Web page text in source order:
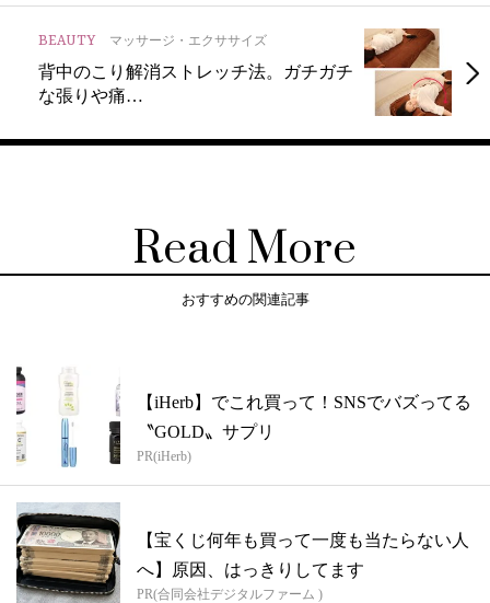
BEAUTY マッサージ・エクササイズ
背中のこり解消ストレッチ法。ガチガチ
な張りや痛…
Read More
おすすめの関連記事
【iHerb】でこれ買って！SNSでバズってる
〝GOLD〟サプリ
PR(iHerb)
【宝くじ何年も買って一度も当たらない人
へ】原因、はっきりしてます
PR(合同会社デジタルファーム )